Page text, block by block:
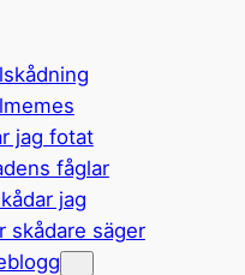
jag fotat
fåglar
jag
skådare säger